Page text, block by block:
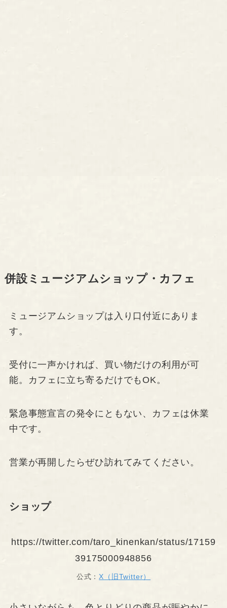
併設ミュージアムショップ・カフェ
ミュージアムショップは入り口付近にありま
す。
受付に一声かければ、買い物だけの利用が可
能。カフェに立ち寄るだけでもOK。
緊急事態宣言の発令にともない、カフェは休業
中です。
営業が再開したらぜひ訪れてみてください。
ショップ
https://twitter.com/taro_kinenkan/status/17159
39175000948856
公式：X（旧Twitter）